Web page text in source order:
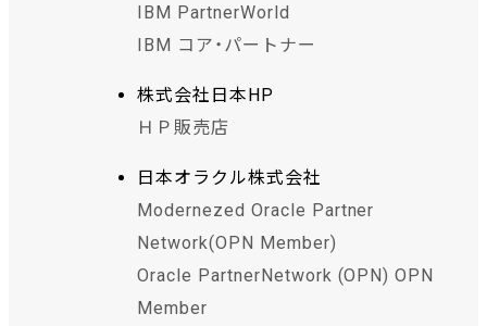
IBM PartnerWorld
IBM コア・パートナー
株式会社日本HP
ＨＰ販売店
日本オラクル株式会社
Modernezed Oracle Partner
Network(OPN Member)
Oracle PartnerNetwork (OPN) OPN
Member